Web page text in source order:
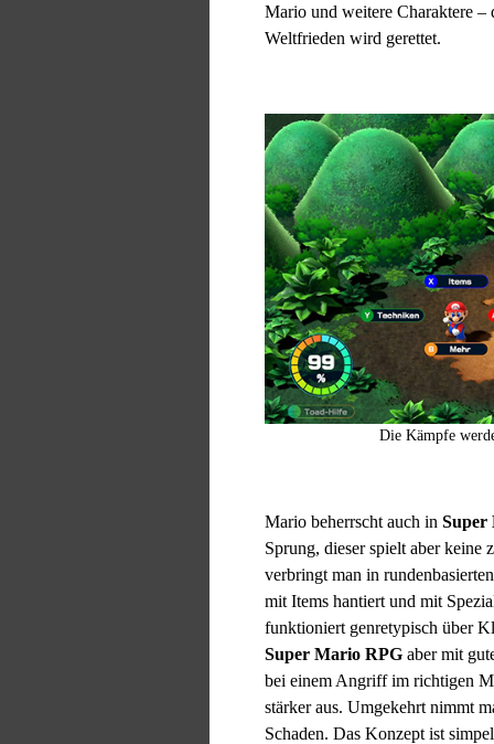
Mario und weitere Charaktere –
Weltfrieden wird gerettet.
Die Kämpfe
Mario beherrscht auch in Super
Sprung, dieser spielt aber keine
verbringt man in
mit Items hantiert und mit
funktioniert genretypisch über
Super Mario RPG aber mit
bei einem Angriff im richtigen
stärker aus. Umgekehrt nimmt
Schaden. Das Konzept ist